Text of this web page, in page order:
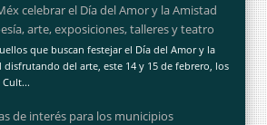
celebrar el Día del Amor y la Amistad
arte, exposiciones, talleres y teatro
que buscan festejar el Día del Amor y la
disfrutando del arte, este 14 y 15 de febrero, los
de interés para los municipios